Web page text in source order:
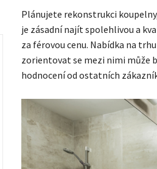
Plánujete rekonstrukci
je zásadní najít spolehlivou a
za férovou cenu. Nabídka na
zorientovat se mezi nimi může
hodnocení od ostatních